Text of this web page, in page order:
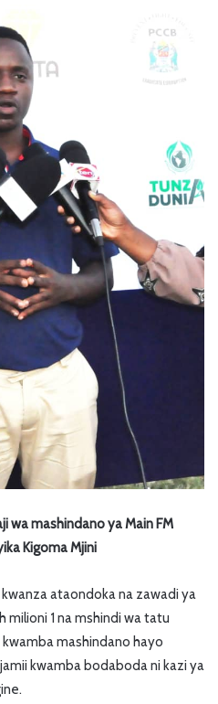
wa mashindano ya Main FM
Kigoma Mjini
ataondoka na zawadi ya
milioni 1 na mshindi wa tatu
mashindano hayo
kwamba bodaboda ni kazi ya